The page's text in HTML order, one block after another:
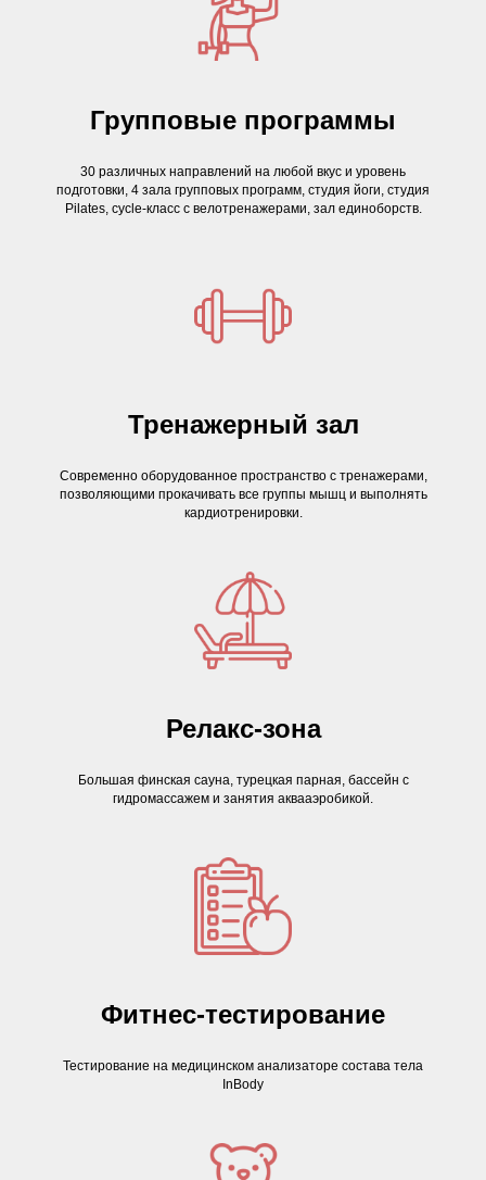
Групповые программы
30 различных направлений на любой вкус и уровень
подготовки, 4 зала групповых программ, студия йоги, студия
Pilates, cycle-класс с велотренажерами, зал единоборств.
Тренажерный зал
Современно оборудованное пространство с тренажерами,
позволяющими прокачивать все группы мышц и выполнять
кардиотренировки.
Релакс-зона
Большая финская сауна, турецкая парная, бассейн с
гидромассажем и занятия аквааэробикой.
Фитнес-тестирование
Тестирование на медицинском анализаторе состава тела
InBody